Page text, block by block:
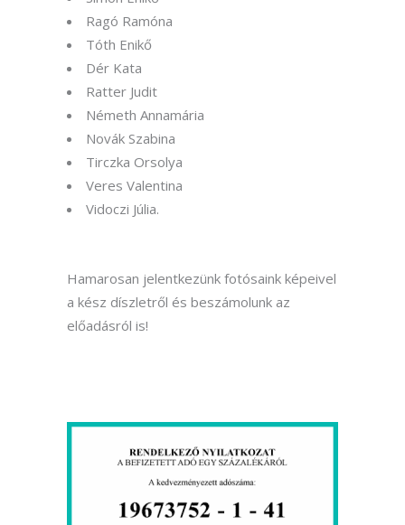
Ragó Ramóna
Tóth Enikő
Dér Kata
Ratter Judit
Németh Annamária
Novák Szabina
Tirczka Orsolya
Veres Valentina
Vidoczi Júlia.
Hamarosan jelentkezünk fotósaink képeivel
a kész díszletről és beszámolunk az
előadásról is!